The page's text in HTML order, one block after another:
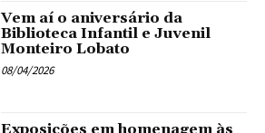
Vem aí o aniversário da
Biblioteca Infantil e Juvenil
Monteiro Lobato
08/04/2026
Exposições em homenagem às